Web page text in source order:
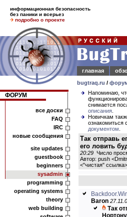
информационная безопасность
без паники и всерьез
подробно о проекте
главная
bugtraq.ru /
ФОРУМ
все доски
FAQ
IRC
новые сообщения
site updates
guestbook
beginners
sysadmin
programming
operating systems
theory
web building
Напоминаю,
снимается
описания
Новичкам
ознакомиться с
документом
Так отправь
его ловить
20:29 Число
Автор: push
<"чистая" ссылка>
Baron
Так